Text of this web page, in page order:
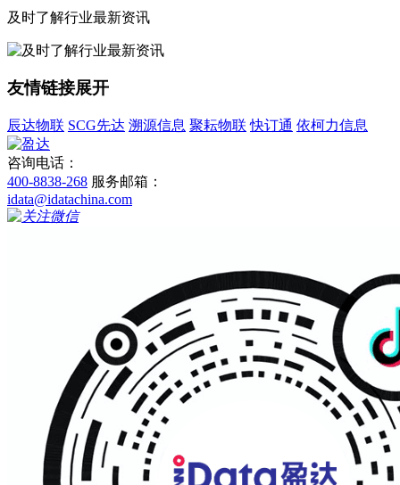
及时了解行业最新资讯
友情链接展开
辰达物联 SCG先达 溯源信息 聚耘物联 快订通 依柯力信息
咨询电话：
400-8838-268 服务邮箱：
idata@idatachina.com